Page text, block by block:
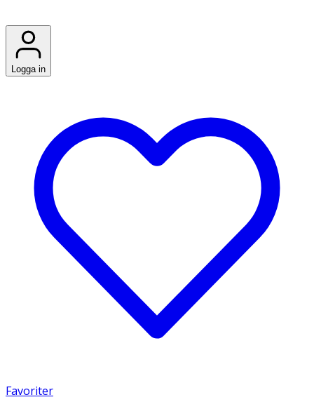
Logga in
Favoriter